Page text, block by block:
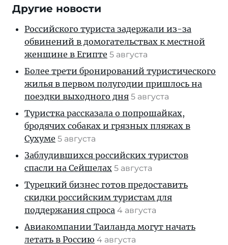
Другие новости
Российского туриста задержали из-за
обвинений в домогательствах к местной
женщине в Египте 5 августа
Более трети бронирований туристического
жилья в первом полугодии пришлось на
поездки выходного дня 5 августа
Туристка рассказала о попрошайках,
бродячих собаках и грязных пляжах в
Сухуме 5 августа
Заблудившихся российских туристов
спасли на Сейшелах 5 августа
Турецкий бизнес готов предоставить
скидки российским туристам для
поддержания спроса 4 августа
Авиакомпании Таиланда могут начать
летать в Россию 4 августа